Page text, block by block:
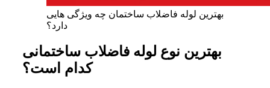
بهترین لوله فاضلاب ساختمان چه ویژگی هایی
دارد؟
بهترین نوع لوله فاضلاب ساختمانی
کدام است؟